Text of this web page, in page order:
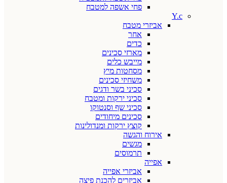
פחי אשפה למטבח
Y.c
אביזרי מטבח
אחר
כדים
מארזי סכינים
מייבש כלים
מסחטות מיץ
משחיזי סכינים
סכיני בשר ודגים
סכיני ירקות ומטבח
סכיני שף וסנטוקו
סכינים מיחודים
קוצץ ירקות ומנדולינות
אירוח והגשה
מגשים
תרמוסים
אפייה
אביזרי אפייה
אביזרים להכנת פיצה